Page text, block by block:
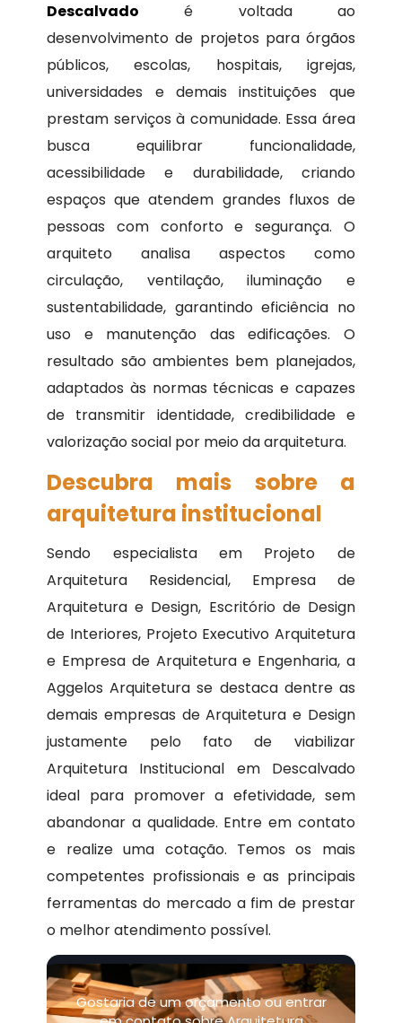
Descalvado é voltada ao
desenvolvimento de projetos para órgãos
públicos, escolas, hospitais, igrejas,
universidades e demais instituições que
prestam serviços à comunidade. Essa área
busca equilibrar funcionalidade,
acessibilidade e durabilidade, criando
espaços que atendem grandes fluxos de
pessoas com conforto e segurança. O
arquiteto analisa aspectos como
circulação, ventilação, iluminação e
sustentabilidade, garantindo eficiência no
uso e manutenção das edificações. O
resultado são ambientes bem planejados,
adaptados às normas técnicas e capazes
de transmitir identidade, credibilidade e
valorização social por meio da arquitetura.
Descubra mais sobre a
arquitetura institucional
Sendo especialista em Projeto de
Arquitetura Residencial, Empresa de
Arquitetura e Design, Escritório de Design
de Interiores, Projeto Executivo Arquitetura
e Empresa de Arquitetura e Engenharia, a
Aggelos Arquitetura se destaca dentre as
demais empresas de Arquitetura e Design
justamente pelo fato de viabilizar
Arquitetura Institucional em Descalvado
ideal para promover a efetividade, sem
abandonar a qualidade. Entre em contato
e realize uma cotação. Temos os mais
competentes profissionais e as principais
ferramentas do mercado a fim de prestar
o melhor atendimento possível.
Gostaria de um orçamento ou entrar